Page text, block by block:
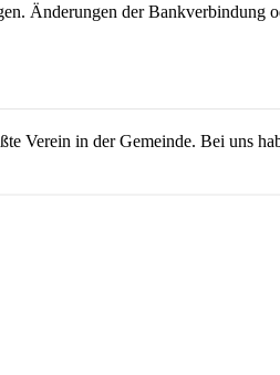
Änderungen der Bankverbindung
Verein in der Gemeinde. Bei uns